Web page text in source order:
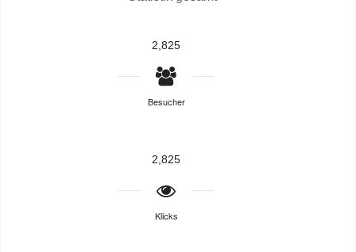
2,825
Besucher
2,825
Klicks